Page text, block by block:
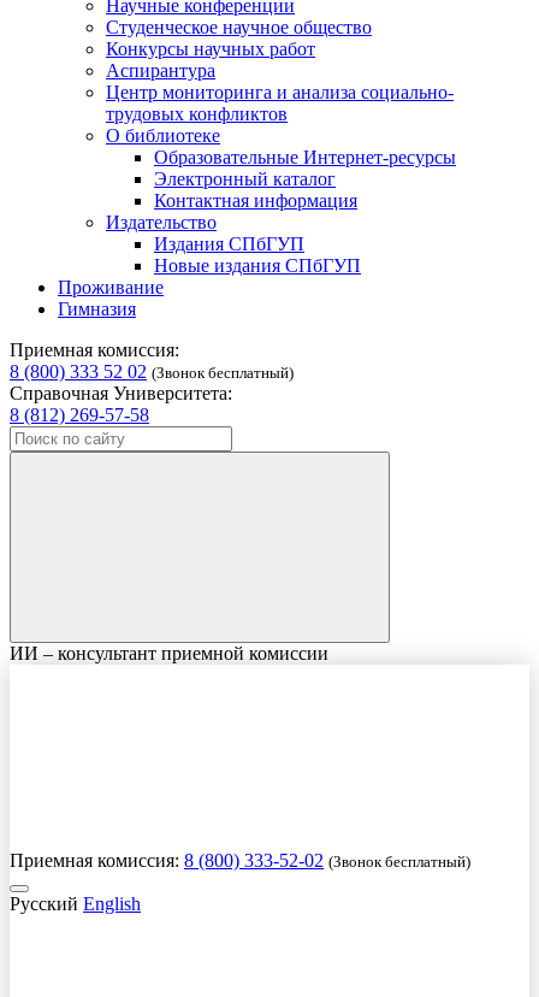
Научные конференции
Студенческое научное общество
Конкурсы научных работ
Аспирантура
Центр мониторинга и анализа социально-
трудовых конфликтов
О библиотеке
Образовательные Интернет-ресурсы
Электронный каталог
Контактная информация
Издательство
Издания СПбГУП
Новые издания СПбГУП
Проживание
Гимназия
Приемная комиссия:
8 (800) 333 52 02 (Звонок бесплатный)
Справочная Университета:
8 (812) 269-57-58
ИИ – консультант приемной комиссии
Приемная комиссия: 8 (800) 333-52-02 (Звонок бесплатный)
Русский English